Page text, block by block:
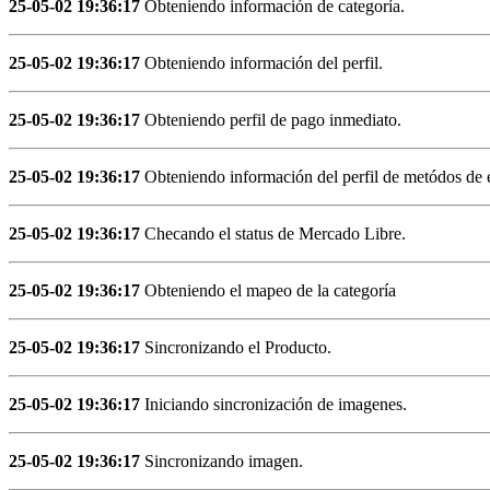
25-05-02 19:36:17 Obteniendo información de categoría.
25-05-02 19:36:17 Obteniendo información del perfil.
25-05-02 19:36:17 Obteniendo perfil de pago inmediato.
25-05-02 19:36:17 Obteniendo información del perfil de metódos de
25-05-02 19:36:17 Checando el status de Mercado Libre.
25-05-02 19:36:17 Obteniendo el mapeo de la categoría
25-05-02 19:36:17 Sincronizando el Producto.
25-05-02 19:36:17 Iniciando sincronización de imagenes.
25-05-02 19:36:17 Sincronizando imagen.